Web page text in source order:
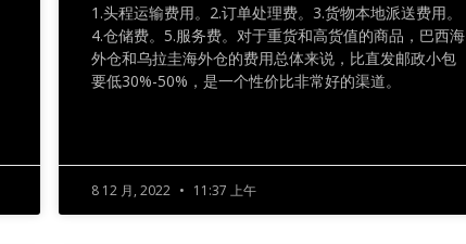
1.头程运输费用。2.订单处理费。3.货物本地派送费用。
4.仓储费。5.服务费。对于重货和高货值的商品，巴西海
外仓和乌拉圭海外仓的费用总体来说，比直发邮政小包
要低30%-50%，是一个性价比非常好的渠道。
8 12 月, 2022 11:37 上午